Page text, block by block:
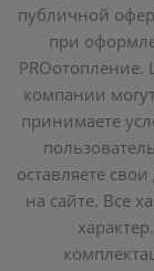
публичной
при
компании
принимаете
оставляете
на сайте. Все